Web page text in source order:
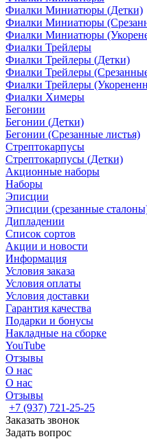
Фиалки Миниатюры (Детки)
Фиалки Миниатюры
Фиалки Миниатюры
Фиалки Трейлеры
Фиалки Трейлеры (Детки)
Фиалки Трейлеры
Фиалки Трейлеры
Фиалки Химеры
Бегонии
Бегонии (Детки)
Бегонии (Срезанные листья)
Стрептокарпусы
Стрептокарпусы (Детки)
Акционные наборы
Наборы
Эписции
Эписции (срезанные
Дипладении
Список сортов
Акции и новости
Информация
Условия заказа
Условия оплаты
Условия доставки
Гарантия качества
Подарки и бонусы
Накладные на сборке
YouTube
Отзывы
О нас
О нас
Отзывы
+7 (937) 721-25-25
Заказать звонок
Задать вопрос